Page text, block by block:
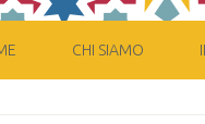
CHI SIAMO